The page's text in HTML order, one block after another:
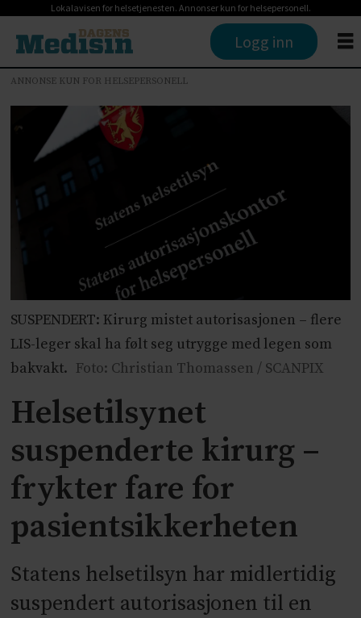
Lokalavisen for helsetjenesten. Annonser kun for helsepersonell.
Logg inn
ANNONSE KUN FOR HELSEPERSONELL
SUSPENDERT: Kirurg mistet autorisasjonen – flere
LIS-leger skal ha følt seg utrygge med legen som
bakvakt. Foto: Christian Thomassen / SCANPIX
Helsetilsynet
suspenderte kirurg –
frykter fare for
pasientsikkerheten
Statens helsetilsyn har midlertidig
suspendert autorisasjonen til en